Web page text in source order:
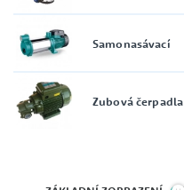
nerozhoduje
Samonasávací
Zubová čerpadla